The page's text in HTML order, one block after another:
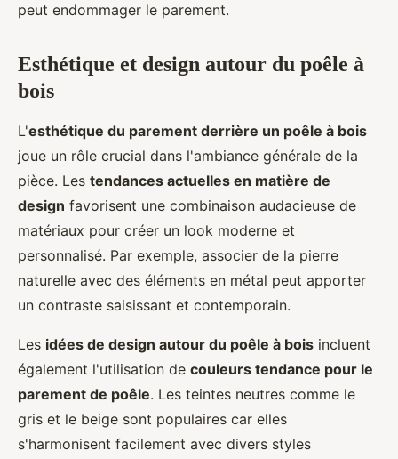
peut endommager le parement.
Esthétique et design autour du poêle à
bois
L'esthétique du parement derrière un poêle à bois
joue un rôle crucial dans l'ambiance générale de la
pièce. Les tendances actuelles en matière de
design favorisent une combinaison audacieuse de
matériaux pour créer un look moderne et
personnalisé. Par exemple, associer de la pierre
naturelle avec des éléments en métal peut apporter
un contraste saisissant et contemporain.
Les idées de design autour du poêle à bois incluent
également l'utilisation de couleurs tendance pour le
parement de poêle. Les teintes neutres comme le
gris et le beige sont populaires car elles
s'harmonisent facilement avec divers styles